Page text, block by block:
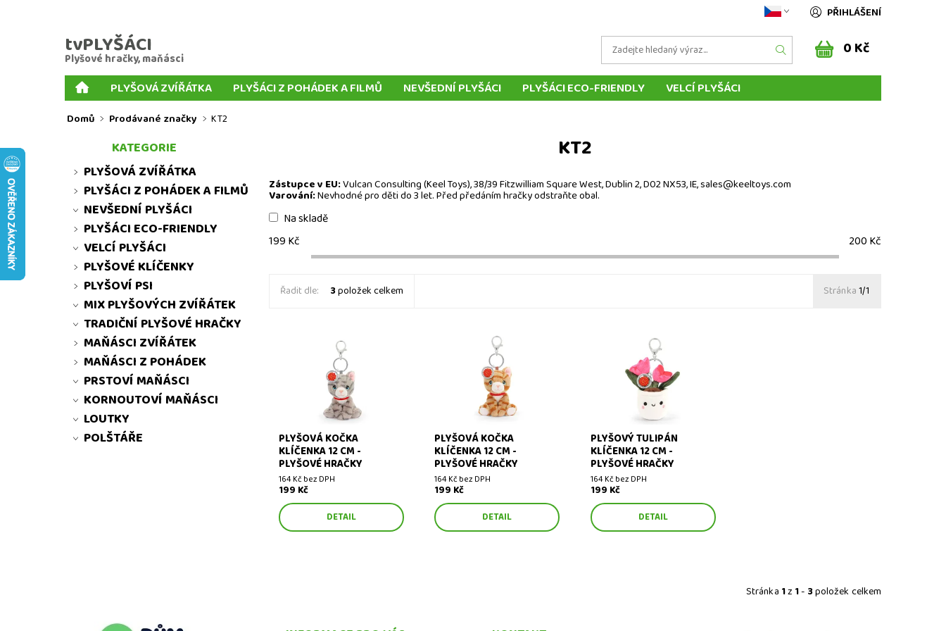
PŘIHLÁŠENÍ
tvPLYŠÁCI
Plyšové hračky, maňásci 0 Kč
PLYŠOVÁ ZVÍŘÁTKA PLYŠÁCI Z POHÁDEK A FILMŮ NEVŠEDNÍ PLYŠÁCI PLYŠÁCI ECO-FRIENDLY
VELCÍ PLYŠÁCI
PLYŠOVÉ KLÍČENKY
MNOŽSTEVNÍ SLEVY
Domů Prodávané značky KT2
KT2
Zástupce v EU:Vulcan Consulting (Keel Toys), 38/39 Fitzwilliam Square West, Dublin 2, D02 NX53, IE, sales@keeltoys.com
Varování:Nevhodné pro děti do 3 let. Před předáním hračky odstraňte obal.
Na skladě
199 Kč 200 Kč
Řadit dle: 3položek celkem Stránka1/1
Plyšová kočka klíčenka 12 cm
PLYŠOVÁ KOČKA
KLÍČENKA 12 CM -
PLYŠOVÉ HRAČKY
164 Kč bez DPH
199 Kč
DETAIL
Plyšová kočka klíčenka 12 cm
PLYŠOVÁ KOČKA
KLÍČENKA 12 CM -
PLYŠOVÉ HRAČKY
164 Kč bez DPH
199 Kč
DETAIL
Plyšový tulipán klíčenka 12 cm
PLYŠOVÝ TULIPÁN
KLÍČENKA 12 CM -
PLYŠOVÉ HRAČKY
164 Kč bez DPH
199 Kč
DETAIL
Stránka 1z 1- 3položek celkem
KATEGORIE
PLYŠOVÁ ZVÍŘÁTKA
PLYŠÁCI Z POHÁDEK A FILMŮ
NEVŠEDNÍ PLYŠÁCI
PLYŠÁCI ECO-FRIENDLY
VELCÍ PLYŠÁCI
PLYŠOVÉ KLÍČENKY
PLYŠOVÍ PSI
MIX PLYŠOVÝCH ZVÍŘÁTEK
TRADIČNÍ PLYŠOVÉ HRAČKY
MAŇÁSCI ZVÍŘÁTEK
MAŇÁSCI Z POHÁDEK
PRSTOVÍ MAŇÁSCI
KORNOUTOVÍ MAŇÁSCI
LOUTKY
POLŠTÁŘE